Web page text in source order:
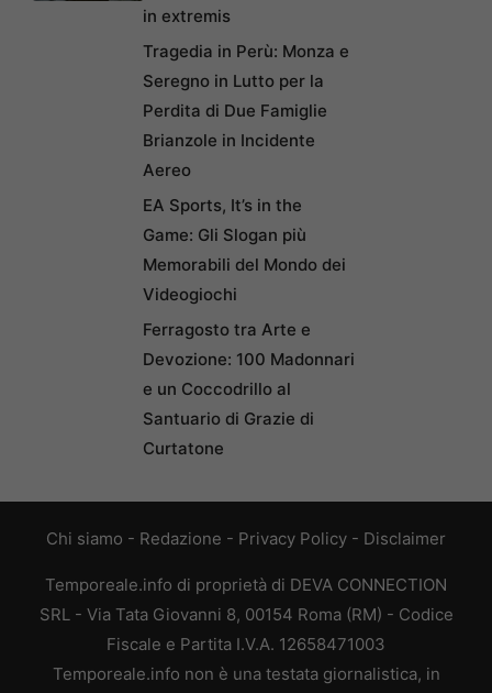
in extremis
Tragedia in Perù: Monza e
Seregno in Lutto per la
Perdita di Due Famiglie
Brianzole in Incidente
Aereo
EA Sports, It’s in the
Game: Gli Slogan più
Memorabili del Mondo dei
Videogiochi
Ferragosto tra Arte e
Devozione: 100 Madonnari
e un Coccodrillo al
Santuario di Grazie di
Curtatone
Chi siamo - Redazione - Privacy Policy - Disclaimer
Temporeale.info di proprietà di DEVA CONNECTION
SRL - Via Tata Giovanni 8, 00154 Roma (RM) - Codice
Fiscale e Partita I.V.A. 12658471003
Temporeale.info non è una testata giornalistica, in